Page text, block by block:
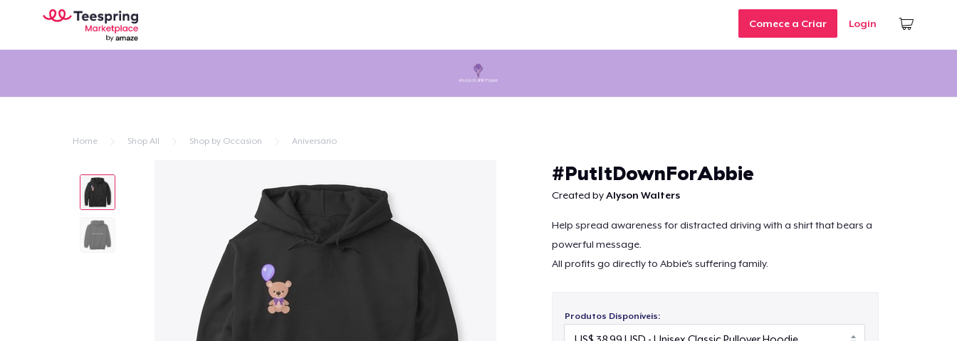
Comece a Criar Login
Home Shop All Shop by Occasion Aniversário
#PutItDownForAbbie
Created byAlyson Walters
Help spread awareness for distracted driving with a shirt that bears a
powerful message.
All profits go directly to Abbie's suffering family.
Produtos Disponíveis: